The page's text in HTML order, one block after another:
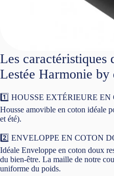
Les caractéristiques
Lestée Harmonie
1️⃣ HOUSSE EXTÉRIEURE EN
Housse amovible en coton idéale
et été).
2️⃣ ENVELOPPE EN COTON
Idéale Enveloppe en coton doux
du bien-être. La maille de notre
uniforme du poids.